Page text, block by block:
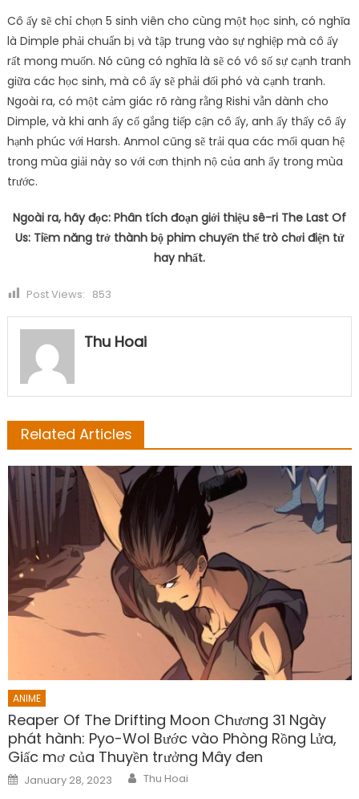
Cô ấy sẽ chỉ chọn 5 sinh viên cho cùng một học sinh, có nghĩa
là Dimple phải chuẩn bị và tập trung vào sự nghiệp mà cô ấy
rất mong muốn. Nó cũng có nghĩa là sẽ có vô số sự cạnh tranh
giữa các học sinh, mà cô ấy sẽ phải đối phó và cạnh tranh.
Ngoài ra, có một cảm giác rõ ràng rằng Rishi vẫn dành cho
Dimple, và khi anh ấy cố gắng tiếp cận cô ấy, anh ấy thấy cô ấy
hạnh phúc với Harsh. Anmol cũng sẽ trải qua các mối quan hệ
trong mùa giải này so với cơn thịnh nộ của anh ấy trong mùa
trước.
Ngoài ra, hãy đọc: Phân tích đoạn giới thiệu sê-ri The Last Of
Us: Tiềm năng trở thành bộ phim chuyển thể trò chơi điện tử
hay nhất.
Post Views: 853
Thu Hoai
Related Articles
ANIME
Reaper Of The Drifting Moon Chương 31 Ngày
phát hành: Pyo-Wol Bước vào Phòng Rồng Lửa,
Giấc mơ của Thuyền trưởng Mây đen
Posted
on
January 28, 2023 Author
Thu Hoai